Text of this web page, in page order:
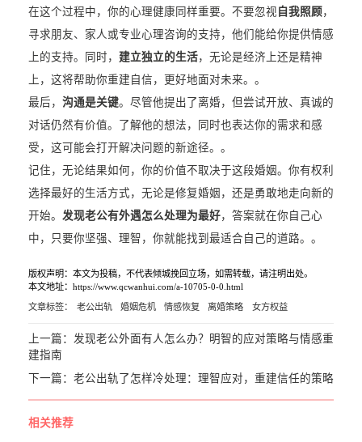
在这个过程中，你的心理健康同样重要。不要忽视 自我照顾 ，
寻求朋友、家人或专业心理咨询的支持，他们能给你提供情感
上的支持。同时， 建立独立的生活，无论是经济上还是精神
上，这将帮助你重建自信，更好地面对未来。。
最后， 沟通是关键。尽管他提出了离婚，但尝试开放、真诚的
对话仍然有价值。了解他的想法，同时也表达你的需求和感
受，这可能会打开解决问题的新途径。。
记住，无论结果如何，你的价值不取决于这段婚姻。你有权利
选择最好的生活方式，无论是修复婚姻，还是勇敢地走向新的
开始。 发现老公有外遇怎么处理为最好，答案就在你自己心
中，只要你坚强、理智，你就能找到最适合自己的道路。。
版权声明：本文为投稿，不代表倾城挽回立场，如需转载，请注明出处。
本文地址：https://www.qcwanhui.com/a-10705-0-0.html
文章标签： 老公出轨 婚姻危机 情感恢复 离婚策略 女方权益
上一篇： 发现老公外面有人怎么办？明智的应对策略与情感重
建指南
下一篇： 老公出轨了怎样冷处理：理智应对，重建信任的策略
相关推荐